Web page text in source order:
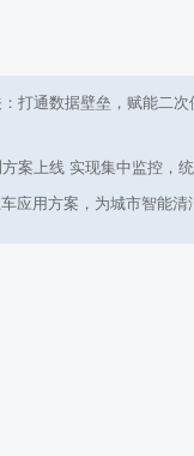
打通数据壁垒，赋能二
案上线 实现集中监控，
应用方案，为城市智能清
综合解决方案，实现公厕
境监测与智能控制软硬件
安全预警解决方案
方案，实现新能源汽车出
景区视频监控方案